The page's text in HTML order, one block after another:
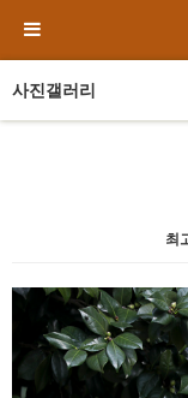
사진갤러리
최
본문